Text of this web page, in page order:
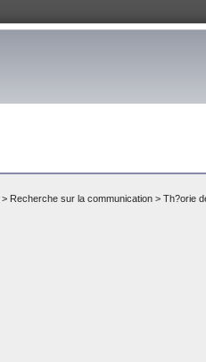
> Recherche sur la communication > Th?orie